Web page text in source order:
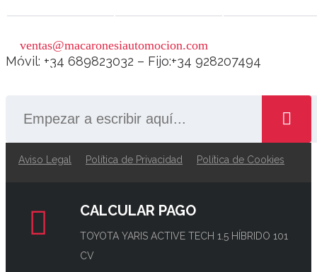
ventas@macaronesiautomocion.com
Móvil: +34 689823032 – Fijo:+34 928207494
BÚSQUEDA
Aviso Legal Política de Privacidad Política de Cookies
CALCULAR PAGO
TOYOTA YARIS ACTIVE TECH 1.5 HÍBRIDO 101
CV